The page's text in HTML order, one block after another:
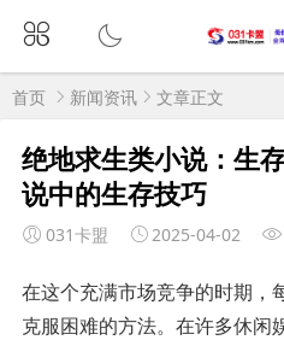
首页 新闻资讯 文章正文
绝地求生类小说：生
说中的生存技巧
031卡盟 2025-04-02
在这个充满市场竞争的时期，
克服困难的方法。在许多休闲